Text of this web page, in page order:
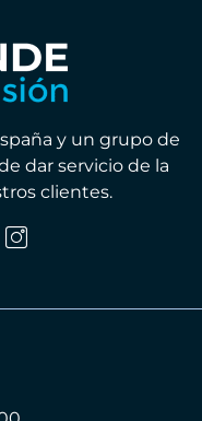
y un grupo de
dar servicio de la
clientes.